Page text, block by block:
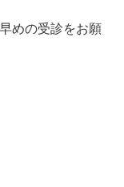
めの受診をお願